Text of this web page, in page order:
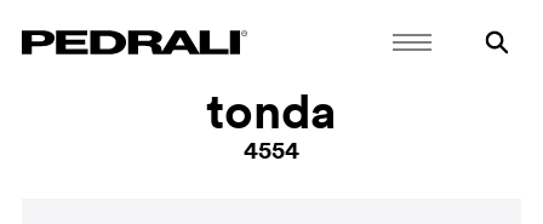
tonda
4554